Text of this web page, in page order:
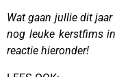
Wat gaan jullie dit
nog leuke kerstfims
reactie hieronder!